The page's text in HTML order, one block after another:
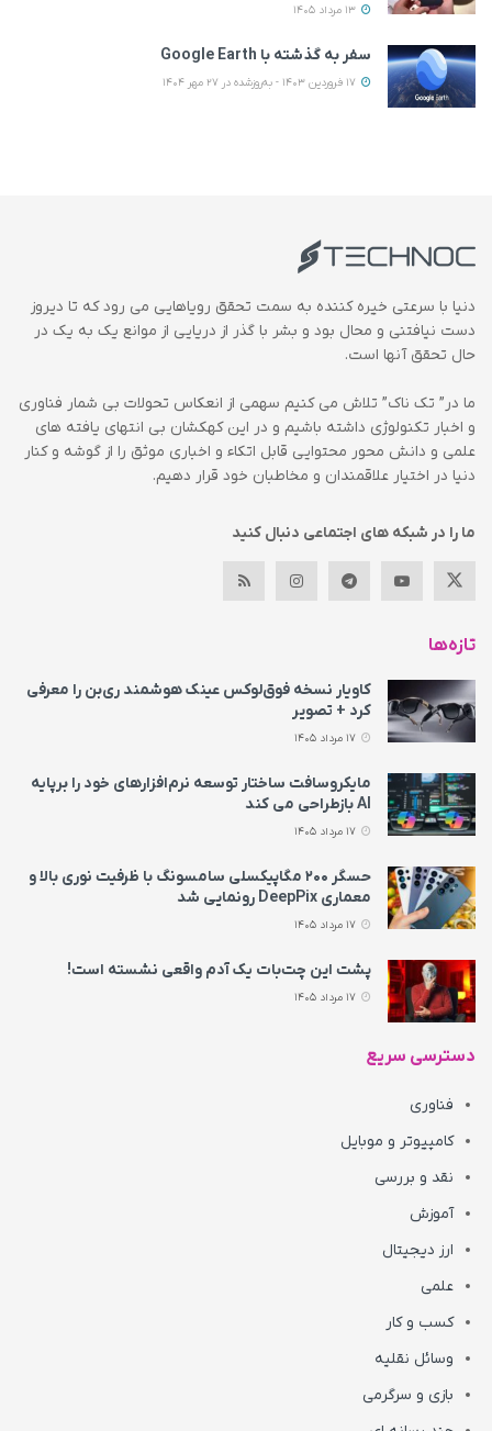
سفر به گذشته با Google Earth
دنیا با سرعتی خیره کننده به سمت تحقق رویاهایی می رود که تا دیروز
دست نیافتنی و محال بود و بشر با گذر از دریایی از موانع یک به یک در
حال تحقق آنها است.
ما در” تک ناک” تلاش می کنیم سهمی از انعکاس تحولات بی شمار فناوری
و اخبار تکنولوژی داشته باشیم و در این کهکشان بی انتهای یافته های
علمی و دانش محور محتوایی قابل اتکاء و اخباری موثق را از گوشه و کنار
دنیا در اختیار علاقمندان و مخاطبان خود قرار دهیم.
ما را در شبکه های اجتماعی دنبال کنید
تازه‌ها
کاویار نسخه فوق‌لوکس عینک هوشمند ری‌بن را معرفی
کرد + تصویر
مایکروسافت ساختار توسعه نرم‌افزارهای خود را برپایه
AI بازطراحی می‌ کند
حسگر ۲۰۰ مگاپیکسلی سامسونگ با ظرفیت نوری بالا و
معماری DeepPix رونمایی شد
پشت این چت‌بات یک آدم واقعی نشسته است!
دسترسی سریع
فناوری
کامپیوتر و موبایل
نقد و بررسی
آموزش
ارز دیجیتال
علمی
کسب و کار
وسائل نقلیه
بازی و سرگرمی